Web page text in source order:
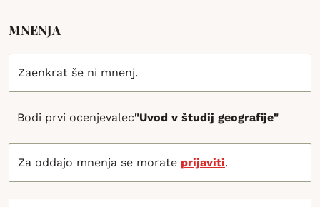
MNENJA
Zaenkrat še ni mnenj.
Bodi prvi ocenjevalec"Uvod v študij geografije"
Za oddajo mnenja se morate prijaviti.